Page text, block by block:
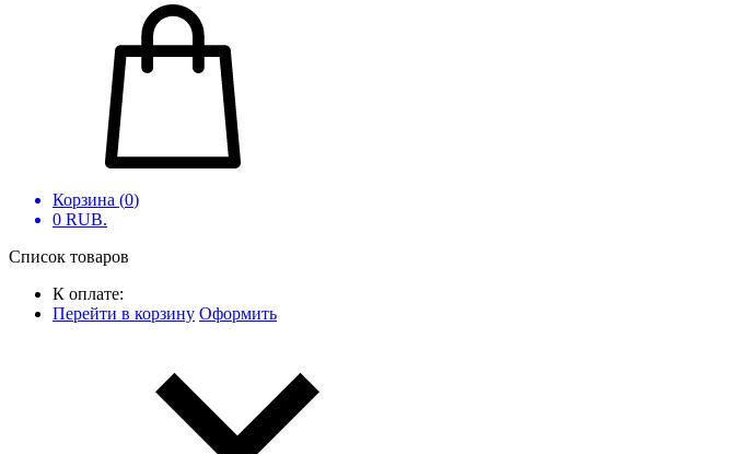
Корзина (0)
0 RUB.
Список товаров
К оплате:
Перейти в корзину Оформить